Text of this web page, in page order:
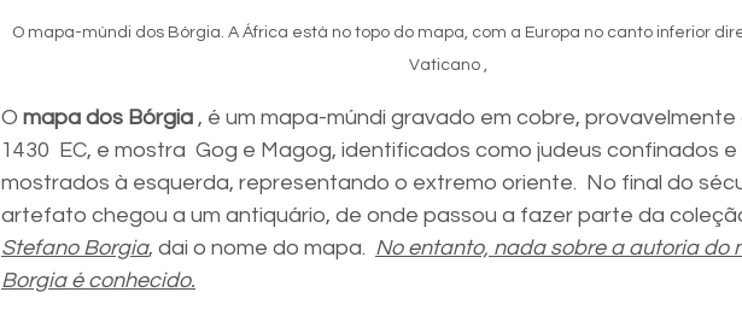
O mapa-múndi dos Bórgia. A África está no topo do mapa, com a Europa no canto inferior
Vaticano ,
O mapa dos Bórgia , é um mapa-múndi gravado em cobre,
1430  EC, e mostra  Gog e Magog, identificados como judeus confinados
mostrados à esquerda, representando o extremo oriente.  No final do
artefato chegou a um antiquário, de onde passou a fazer parte da
Stefano Borgia, dai o nome do mapa. No entanto, nada sobre a autoria do
Borgia é conhecido.